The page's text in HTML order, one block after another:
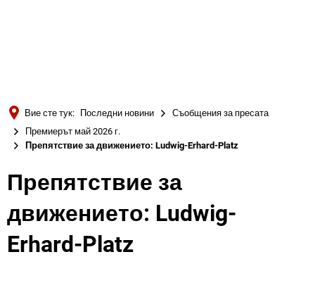
Български
Вие сте тук: Последни новини
Съобщения за пресата
Премиерът май 2026 г.
Препятствие за движението: Ludwig-Erhard-Platz
Препятствие за
движението: Ludwig-
Erhard-Platz